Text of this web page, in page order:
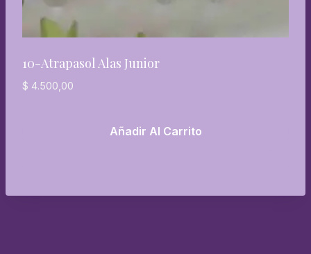
10-Atrapasol Alas Junior
$ 4.500,00
Añadir Al Carrito